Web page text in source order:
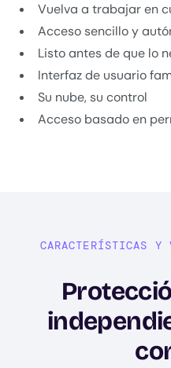
Vuelva a trabajar en
Acceso sencillo y
Listo antes de que lo
Interfaz de usuario
Su nube, su control
Acceso basado en
CARACTERÍSTICAS Y